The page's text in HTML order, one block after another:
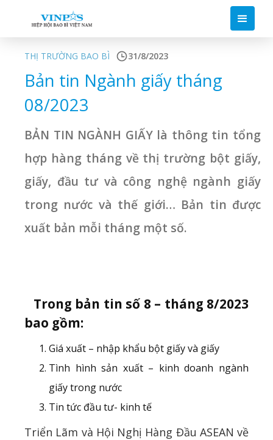
THỊ TRƯỜNG BAO BÌ 31/8/2023
Bản tin Ngành giấy tháng
08/2023
BẢN TIN NGÀNH GIẤY là thông tin tổng
hợp hàng tháng về thị trường bột giấy,
giấy, đầu tư và công nghệ ngành giấy
trong nước và thế giới… Bản tin được
xuất bản mỗi tháng một số.
Trong bản tin số 8 – tháng 8/2023
bao gồm:
Giá xuất – nhập khẩu bột giấy và giấy
Tình hình sản xuất – kinh doanh ngành
giấy trong nước
Tin tức đầu tư- kinh tế
Triển Lãm và Hội Nghị Hàng Đầu ASEAN về